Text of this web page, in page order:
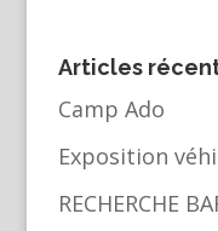
Articles
Camp Ado
Exposition
RECHERCHE